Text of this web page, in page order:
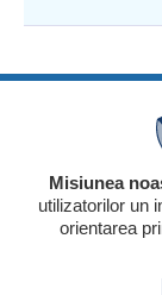
Misiunea
utilizatorilor un
orientarea